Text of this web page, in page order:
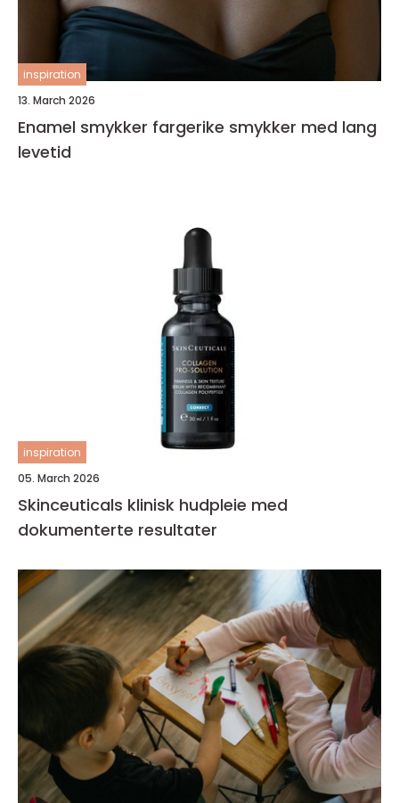
inspiration
13. March 2026
Enamel smykker fargerike smykker med lang
levetid
inspiration
05. March 2026
Skinceuticals klinisk hudpleie med
dokumenterte resultater